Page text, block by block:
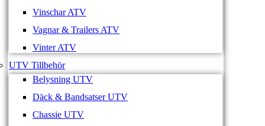
Vinschar ATV
Vagnar & Trailers ATV
Vinter ATV
UTV Tillbehör
Belysning UTV
Däck & Bandsatser UTV
Chassie UTV